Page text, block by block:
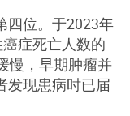
四位。于2023年
症死亡人数的
慢，早期肿瘤并
发现患病时已届